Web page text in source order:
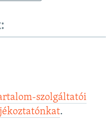
szolgáltatói
.